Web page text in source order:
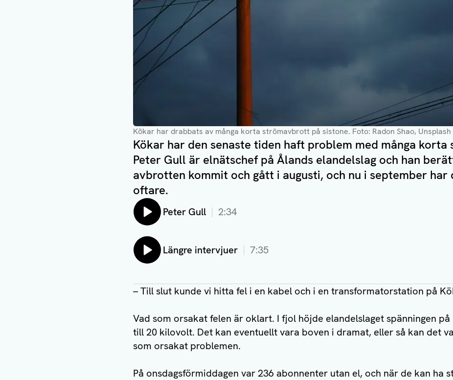
Kökar har drabbats av många korta strömavbrott på sistone. Foto: Radon Shao, Unsplash
Kökar har den senaste tiden haft problem med många
Peter Gull är elnätschef på Ålands elandelslag och han
avbrotten kommit och gått i augusti, och nu i september har
oftare.
Lyssna på:
Peter Gull 2:34
Lyssna på:
Längre intervjuer 7:35
– Till slut kunde vi hitta fel i en kabel och i en transformatorstation på
Vad som orsakat felen är oklart. I fjol höjde elandelslaget spänningen
till 20 kilovolt. Det kan eventuellt vara boven i dramat, eller så kan det
som orsakat problemen.
På onsdagsförmiddagen var 236 abonnenter utan el, och när de kan ha